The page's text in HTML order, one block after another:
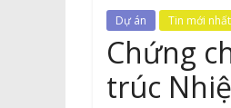
Dự án Tin mới nhất
Chứng
trúc